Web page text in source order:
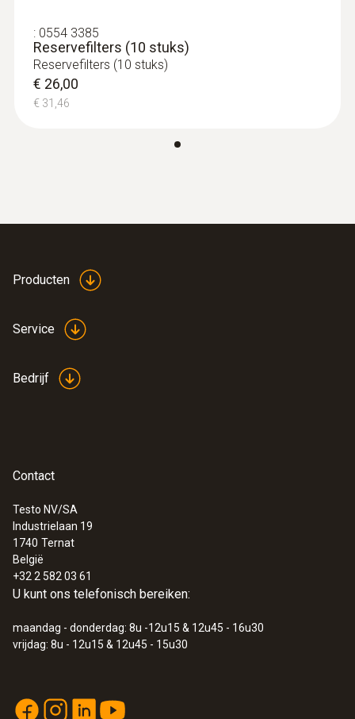
: 0554 3385
Reservefilters (10 stuks)
Reservefilters (10 stuks)
€ 26,00
€ 31,46
Producten
Service
Bedrijf
Contact
Testo NV/SA
Industrielaan 19
1740 Ternat
België
+32 2 582 03 61
U kunt ons telefonisch bereiken:
maandag - donderdag: 8u -12u15 & 12u45 - 16u30
vrijdag: 8u - 12u15 & 12u45 - 15u30